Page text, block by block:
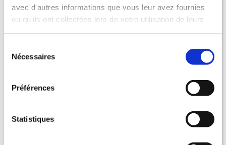
avec d'autres informations que vous leur avez fournies
ou qu'ils ont collectées lors de votre utilisation de leurs
Nécessaires
Préférences
Statistiques
Filière sécurité – CONCOURSDirecteur de police
municipale (catégorie A)
Filière sécurité – CONCOURSChef de service de police
Filière sécurité – CONCOURS
Filière sécurité – EXAMENS
Chef de service de police
municipale principal de 1ère classe (catégorie B)